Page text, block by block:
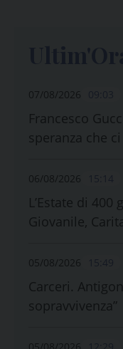
07/08/2026
Francesco
speranza che
06/08/2026
L’Estate di
Giovanile,
05/08/2026
Carceri.
sopravvivenza”
05/08/2026